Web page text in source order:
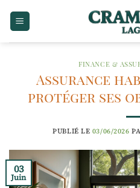
FINANCE &
Assurance
protéger ses
PUBLIÉ LE 03/06/2026
03
Juin